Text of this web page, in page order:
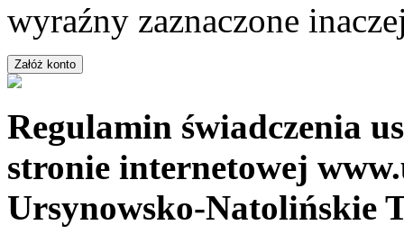
wyraźny zaznaczone
Regulamin świadczenia
stronie internetowej
Ursynowsko-Natolińskie